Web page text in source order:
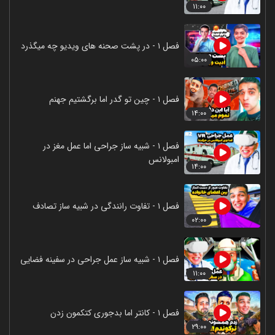
۱۱:۰۰
۰۵:۰۰
فصل ۱ - در پشت صحنه های ویدیو چه میگذرد
۱۴:۰۰
فصل ۱ - چین تو گدر اما برگشتیم جهنم
۱۴:۰۰
فصل ۱ - شبیه ساز جراحی اما عمل مغز در
امبولانس
۰۲:۰۰
فصل ۱ - تفاوت رانندگی در شبیه ساز تصادف
۱۱:۰۰
فصل ۱ - شبیه ساز عمل جراحی در سفینه فضایی
۲۹:۰۰
فصل ۱ - کانتر اما بدجوری کتکمون زدن